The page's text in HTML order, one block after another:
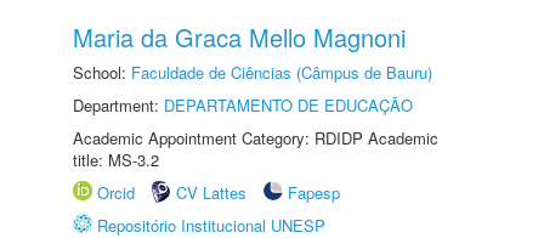
Maria da Graca Mello Magnoni
School: Faculdade de Ciências (Câmpus de Bauru)
Department: DEPARTAMENTO DE EDUCAÇÃO
Academic Appointment Category: RDIDP Academic
title: MS-3.2
Orcid
CV Lattes
Fapesp
Repositório Institucional UNESP